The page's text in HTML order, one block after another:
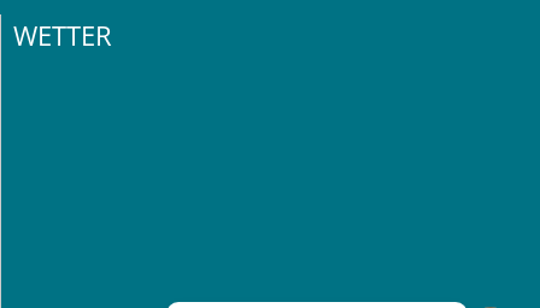
WETTER